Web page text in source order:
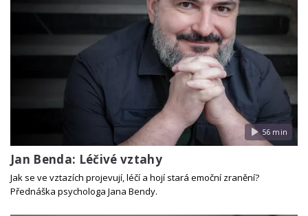
56 min
Jan Benda: Léčivé vztahy
Jak se ve vztazích projevují, léčí a hojí stará emoční zranění?
Přednáška psychologa Jana Bendy.